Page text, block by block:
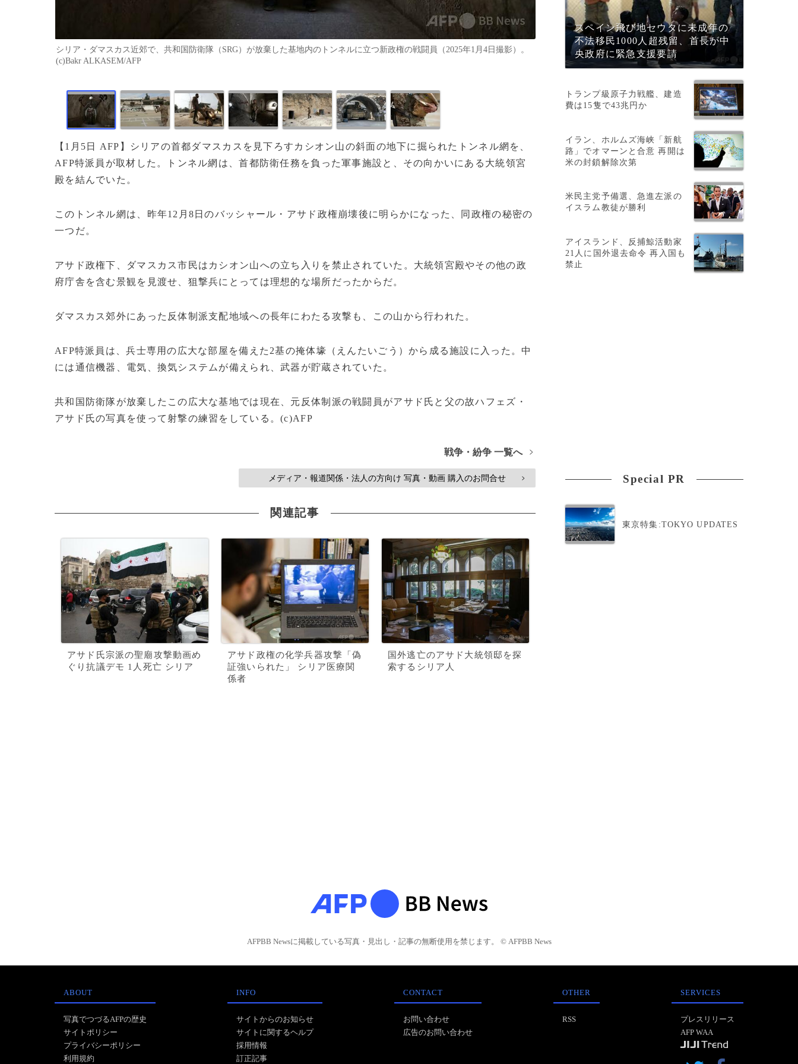
シリア・ダマスカス近郊で、共和国防衛隊（SRG）が放棄した基地内のトンネルに立つ新政権の戦闘員（2025年1月4日撮影）。
(c)Bakr ALKASEM/AFP
【1月5日 AFP】シリアの首都ダマスカスを見下ろすカシオン山の斜面の地下に掘られたトンネル網を、
AFP特派員が取材した。トンネル網は、首都防衛任務を負った軍事施設と、その向かいにある大統領宮
殿を結んでいた。
このトンネル網は、昨年12月8日のバッシャール・アサド政権崩壊後に明らかになった、同政権の秘密の
一つだ。
アサド政権下、ダマスカス市民はカシオン山への立ち入りを禁止されていた。大統領宮殿やその他の政
府庁舎を含む景観を見渡せ、狙撃兵にとっては理想的な場所だったからだ。
ダマスカス郊外にあった反体制派支配地域への長年にわたる攻撃も、この山から行われた。
AFP特派員は、兵士専用の広大な部屋を備えた2基の掩体壕（えんたいごう）から成る施設に入った。中
には通信機器、電気、換気システムが備えられ、武器が貯蔵されていた。
共和国防衛隊が放棄したこの広大な基地では現在、元反体制派の戦闘員がアサド氏と父の故ハフェズ・
アサド氏の写真を使って射撃の練習をしている。(c)AFP
戦争・紛争 一覧へ >
メディア・報道関係・法人の方向け 写真・動画 購入のお問合せ >
関連記事
アサド氏宗派の聖廟攻撃動画め
ぐり抗議デモ 1人死亡 シリア
アサド政権の化学兵器攻撃「偽
証強いられた」 シリア医療関
係者
国外逃亡のアサド大統領邸を探
索するシリア人
スペイン飛び地セウタに未成年の
不法移民1000人超残留、首長が中
央政府に緊急支援要請
トランプ級原子力戦艦、建造
費は15隻で43兆円か
イラン、ホルムズ海峡「新航
路」でオマーンと合意 再開は
米の封鎖解除次第
米民主党予備選、急進左派の
イスラム教徒が勝利
アイスランド、反捕鯨活動家
21人に国外退去命令 再入国も
禁止
Special PR
東京特集:TOKYO UPDATES
AFPBB Newsに掲載している写真・見出し・記事の無断使用を禁じます。 © AFPBB News
ABOUT
写真でつづるAFPの歴史
サイトポリシー
プライバシーポリシー
利用規約
INFO
サイトからのお知らせ
サイトに関するヘルプ
採用情報
訂正記事
CONTACT
お問い合わせ
広告のお問い合わせ
OTHER
RSS
SERVICES
プレスリリース
AFP WAA